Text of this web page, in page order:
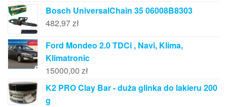
Bosch UniversalChain 35 06008B8303
482,97zł
Ford Mondeo 2.0 TDCi , Navi, Klima,
Klimatronic
15000,00 zł
K2 PRO Clay Bar - duża glinka do lakieru 200
g